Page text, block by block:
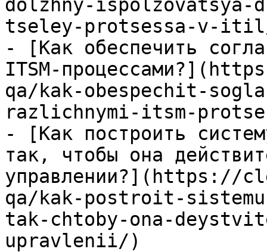
dolzhny-ispolzovatsya-
tseley-protsessa-v-
- [Как обеспечить
ITSM-
qa/kak-obespechit-
razlichnymi-itsm-
- [Как построить
так, чтобы она
qa/kak-postroit-
tak-chtoby-ona-
upravlenii/)